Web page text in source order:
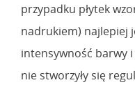
przypadku płytek
nadrukiem) najlepiej
intensywność barwy
nie stworzyły się